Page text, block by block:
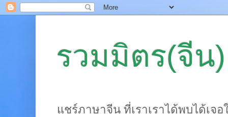
รวมมิตร(จีน)
แชร์ภาษาจีน ที่เราเราได้พบได้เจ